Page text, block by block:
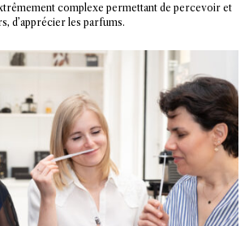
complexe permettant de percevoir et
d’apprécier les parfums.